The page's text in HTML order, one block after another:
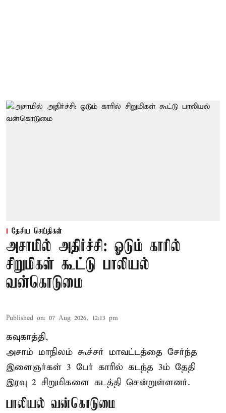
தேசிய செய்திகள்
அசாமில் அதிர்ச்சி: ஓடும் காரில்
சிறுமிகள் கூட்டு பாலியல்
வன்கொடுமை
Published on: 07 Aug 2026, 12:13 pm
கவுகாத்தி,
அசாம் மாநிலம் கூச்சர் மாவட்டத்தை சேர்ந்த
இளைஞர்கள் 3 பேர் காரில் கடந்த 3ம் தேதி
இரவு 2 சிறுமிகளை கடத்தி சென்றுள்ளனர்.
பாலியல் வன்கொடுமை